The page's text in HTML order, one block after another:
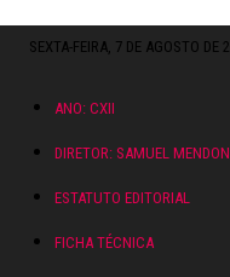
SEXTA-FEIRA, 7 DE AGOSTO DE
ANO: CXII
DIRETOR: SAMUEL
ESTATUTO EDITORIAL
FICHA TÉCNICA